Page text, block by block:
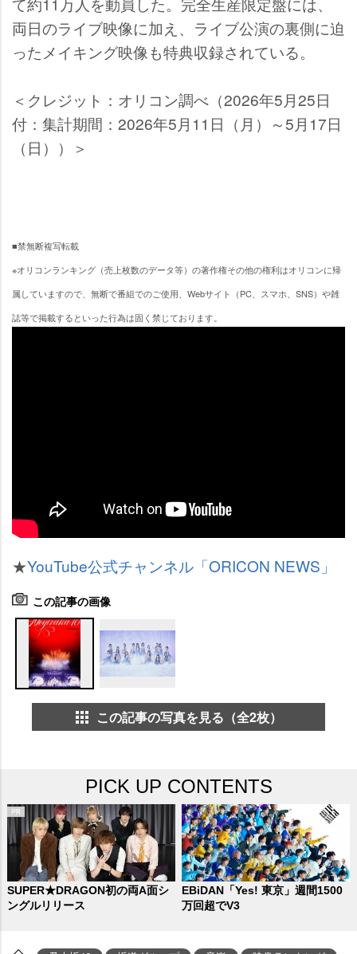
両日のライブ映像に加え、ライブ公演の裏側に迫
ったメイキング映像も特典収録されている。
＜クレジット：オリコン調べ（2026年5月25日
付：集計期間：2026年5月11日（月）～5月17日
（日））＞
■禁無断複写転載
※オリコンランキング（売上枚数のデータ等）の著作権その他の権利はオリコンに帰
属していますので、無断で番組でのご使用、Webサイト（PC、スマホ、SNS）や雑
誌等で掲載するといった行為は固く禁じております。
★YouTube公式チャンネル「ORICON NEWS」
この記事の画像
この記事の写真を見る（全2枚）
PICK UP CONTENTS
SUPER★DRAGON初の両A面シ
ングルリリース
EBiDAN「Yes! 東京」週間1500
万回超でV3